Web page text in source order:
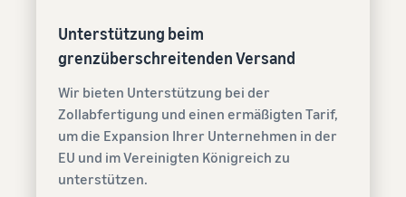
Unterstützung beim
grenzüberschreitenden Versand
Wir bieten Unterstützung bei der
Zollabfertigung und einen ermäßigten Tarif,
um die Expansion Ihrer Unternehmen in der
EU und im Vereinigten Königreich zu
unterstützen.